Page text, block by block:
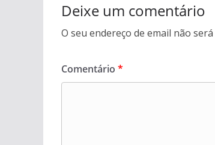
Deixe um comentário
O seu endereço de email não
Comentário *